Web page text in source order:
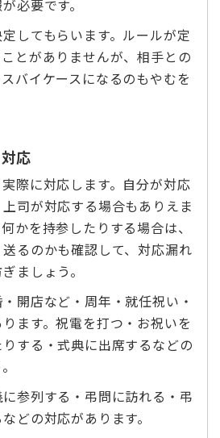
必要です。
してもらいます。ルールが定
とがありませんが、相手との
バイケースになるのもやむを
応
際に対応します。自分が対応
司が対応する場合もありえま
かを持参したりする場合は、
るのかも確認して、対応漏れ
ましょう。
開店など・周年・就任祝い・
ます。祝電を打つ・お祝いを
する・式典に出席するなどの
参列する・弔問に訪れる・弔
どの対応があります。